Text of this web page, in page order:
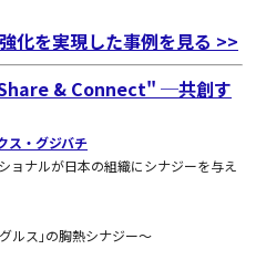
化を実現した事例を見る >>
& Connect" ─共創す
ス・グジバチ
ョナルが日本の組織にシナジーを与え
ルス｣の胸熱シナジー〜